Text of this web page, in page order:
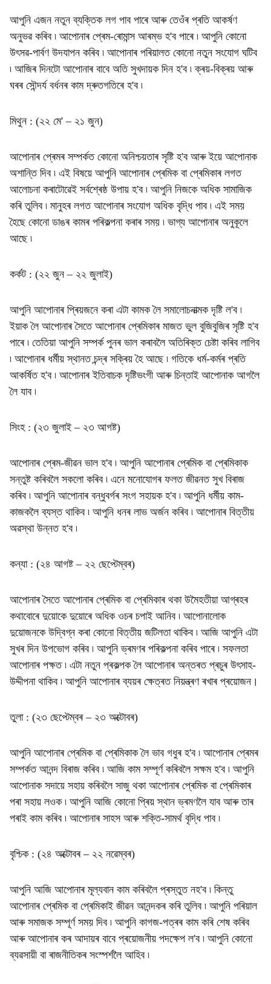
আপুনি এজন নতুন ব্যক্তিক লগ পাব পাৰে আৰু তেওঁৰ প্ৰতি আকৰ্ষণ
অনুভৱ কৰিব ৷ আপোনাৰ প্ৰেম-ৰোমান্স আৰম্ভ হ'ব পাৰে ৷ আপুনি কোনো
উৎসৱ-পাৰ্বণ উদযাপন কৰিব ৷ আপোনাৰ পৰিয়ালত কোনো নতুন সংযোগ ঘটিব
৷ আজিৰ দিনটো আপোনাৰ বাবে অতি সুখদায়ক দিন হ'ব ৷ ক্ৰয়-বিক্ৰয় আৰু
ঘৰৰ সৌন্দৰ্য বৰ্ধনৰ কাম দ্ৰুতগতিৰে হ'ব ৷
মিথুন : (২২ মে' – ২১ জুন)
আপোনাৰ প্ৰেমৰ সম্পৰ্কত কোনো অনিশ্চয়তাৰ সৃষ্টি হ'ব আৰু ইয়ে আপোনাক
অশান্তি দিব ৷ এই বিষয়ে আপুনি আপোনাৰ প্ৰেমিক বা প্ৰেমিকাৰ লগত
আলোচনা কৰাটোৱেই সৰ্বশ্ৰেষ্ঠ উপায় হ'ব ৷ আপুনি নিজকে অধিক সামাজিক
কৰি তুলিব ৷ মানুহৰ লগত আপোনাৰ সংযোগ অধিক বৃদ্ধি পাব ৷ এই সময়
হৈছে কোনো ডাঙৰ কামৰ পৰিকল্পনা কৰাৰ সময় ৷ ভাগ্য আপোনাৰ অনুকূলে
আছে ৷
কৰ্কট : (২২ জুন – ২২ জুলাই)
আপুনি আপোনাৰ প্ৰিয়জনে কৰা এটা কামক লৈ সমালোচনাত্মক দৃষ্টি ল'ব ৷
ইয়াক লৈ আপোনাৰ সৈতে আপোনাৰ প্ৰেমিকাৰ মাজত ভুল বুজিবুজিৰ সৃষ্টি হ'ব
পাৰে ৷ তেতিয়া আপুনি সম্পৰ্ক পুনৰ ভাল কৰাবলৈ অতিৰিক্ত চেষ্টা কৰিব লাগিব
৷ আপোনাৰ ধৰ্মীয় স্থানত চন্দ্ৰ সক্ৰিয় হৈ আছে ৷ গতিকে ধৰ্ম-কৰ্মৰ প্ৰতি
আকৰ্ষিত হ'ব ৷ আপোনাৰ ইতিবাচক দৃষ্টিভংগী আৰু চিন্তাই আপোনাক আগলৈ
লৈ যাব ৷
সিংহ : (২৩ জুলাই – ২৩ আগষ্ট)
আপোনাৰ প্ৰেম-জীৱন ভাল হ'ব ৷ আপুনি আপোনাৰ প্ৰেমিক বা প্ৰেমিকাক
সন্তুষ্ট কৰিবলৈ সকলো কৰিব ৷ এনে মনোযোগৰ ফলত জীৱনত সুখ বিৰাজ
কৰিব ৷ আপুনি আপোনাৰ বন্ধুবৰ্গৰ সংগ সহায়ক হ'ব ৷ আপুনি ধৰ্মীয় কাম-
কাজকলৈ ব্যস্ত থাকিব ৷ আপুনি ধনৰ লাভ অৰ্জন কৰিব ৷ আপোনাৰ বিত্তীয়
অৱস্থা উন্নত হ'ব ৷
কন্যা : (২৪ আগষ্ট – ২২ ছেপ্টেম্বৰ)
আপোনাৰ সৈতে আপোনাৰ প্ৰেমিক বা প্ৰেমিকাৰ থকা উমৈহতীয়া আগ্ৰহৰ
কথাবোৰে দুয়োকে দুয়োৰে অধিক ওচৰ চপাই আনিব ৷ আপোনালোক
দুয়োজনকে উদ্বিগ্ন কৰা কোনো বিত্তীয় জটিলতা থাকিব ৷ আজি আপুনি এটা
সুখৰ দিন উপভোগ কৰিব ৷ আপুনি ভ্ৰমণৰ পৰিকল্পনা কৰিব পাৰে ৷ সফলতা
আপোনাৰ পক্ষত ৷ এটা নতুন প্ৰকল্পক লৈ আপোনাৰ অন্তৰত প্ৰচুৰ উৎসাহ-
উদ্দীপনা থাকিব ৷ আপুনি আপোনাৰ ব্যয়ৰ ক্ষেত্ৰত নিয়ন্ত্ৰণ ৰখাৰ প্ৰয়োজন।
তুলা : (২৩ ছেপ্টেম্বৰ – ২৩ অক্টোবৰ)
আপুনি আপোনাৰ প্ৰেমিক বা প্ৰেমিকাক লৈ ভাব গধুৰ হ'ব ৷ আপোনাৰ প্ৰেমৰ
সম্পৰ্কত আনন্দ বিৰাজ কৰিব ৷ আজি কাম সম্পূৰ্ণ কৰিবলৈ সক্ষম হ'ব ৷ আপুনি
আপোনাক সদায়ে সহায় কৰিবলৈ সাজু থকা আপোনাৰ প্ৰেমিক বা প্ৰেমিকাৰ
পৰা সহায় লওক ৷ আপুনি আজি কোনো প্ৰিয় স্থান ভ্ৰমণলৈ যাব আৰু তাৰ
পৰাই কাম কৰিব ৷ আপোনাৰ সাহস আৰু শক্তি-সামৰ্থ বৃদ্ধি পাব ৷
বৃশ্চিক : (২৪ অক্টোবৰ – ২২ নৱেম্বৰ)
আপুনি আজি আপোনাৰ মূল্যবান কাম কৰিবলৈ প্ৰস্তুত নহ'ব ৷ কিন্তু
আপোনাৰ প্ৰেমিক বা প্ৰেমিকাই জীৱন আনন্দকৰ কৰি তুলিব ৷ আপুনি পৰিয়াল
আৰু সমাজক সম্পূৰ্ণ সময় দিব ৷ আপুনি কাগজ-পত্ৰৰ কাম কৰি শেষ কৰিব
আৰু আপোনাৰ কৰ আদায়ৰ বাবে প্ৰয়োজনীয় পদক্ষেপ ল'ব ৷ আপুনি কোনো
ব্যৱসায়ী বা ৰাজনীতিকৰ সংস্পৰ্শলৈ আহিব ৷